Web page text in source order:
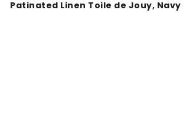
Patinated Linen Toile de Jouy, Navy